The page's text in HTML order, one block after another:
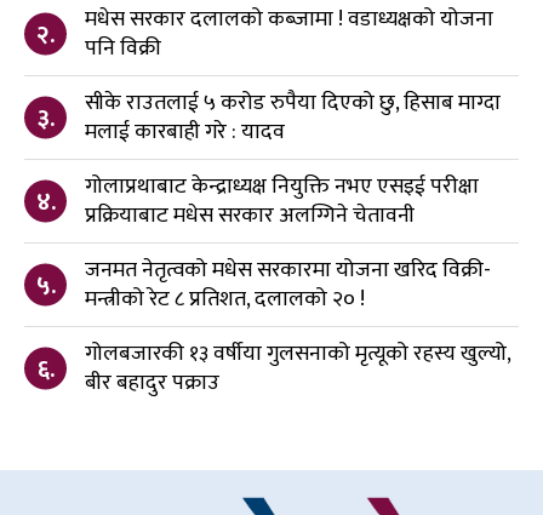
२.
मधेस सरकार दलालको कब्जामा ! वडाध्यक्षको योजना
पनि विक्री
३.
सीके राउतलाई ५ करोड रुपैया दिएको छु, हिसाब माग्दा
मलाई कारबाही गरे : यादव
४.
गोलाप्रथाबाट केन्द्राध्यक्ष नियुक्ति नभए एसइई परीक्षा
प्रक्रियाबाट मधेस सरकार अलग्गिने चेतावनी
५.
जनमत नेतृत्वको मधेस सरकारमा योजना खरिद विक्री-
मन्त्रीको रेट ८ प्रतिशत, दलालको २० !
६.
गोलबजारकी १३ वर्षीया गुलसनाको मृत्यूको रहस्य खुल्यो,
बीर बहादुर पक्राउ